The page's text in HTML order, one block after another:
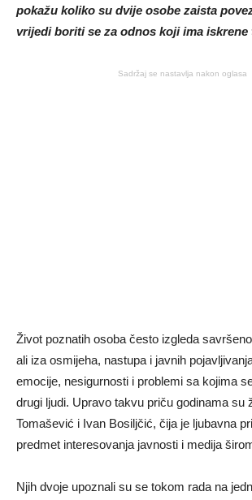
pokažu koliko su dvije osobe zaista
vrijedi boriti se za odnos koji ima iskrene
Sadržaj se nastavlja nakon oglasa
Život poznatih osoba često izgleda
ali iza osmijeha, nastupa i javnih
emocije, nesigurnosti i problemi sa kojima
drugi ljudi. Upravo takvu priču godinama su
Tomašević i Ivan Bosiljčić, čija je ljubavna
predmet interesovanja javnosti i medija
Njih dvoje upoznali su se tokom rada na